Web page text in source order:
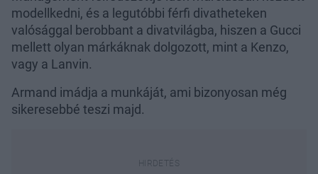
modellkedni, és a legutóbbi férfi divatheteken
valósággal berobbant a divatvilágba, hiszen a Gucci
mellett olyan márkáknak dolgozott, mint a Kenzo,
vagy a Lanvin.
Armand imádja a munkáját, ami bizonyosan még
sikeresebbé teszi majd.